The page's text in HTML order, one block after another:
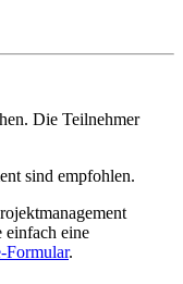
Die Teilnehmer
sind empfohlen.
einfach eine
Formular.